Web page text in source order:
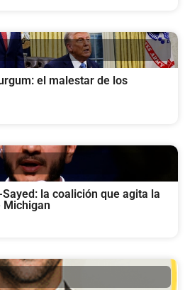
el malestar de los
la coalición que agita la
Michigan